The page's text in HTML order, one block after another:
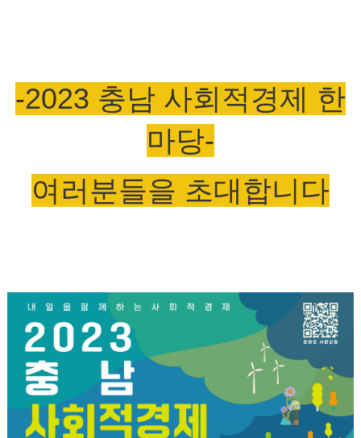
-2023 충남 사회적경제 한
마당-
여러분들을 초대합니다